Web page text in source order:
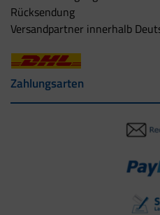
Rücksendung
Versandpartner innerhalb
Zahlungsarten